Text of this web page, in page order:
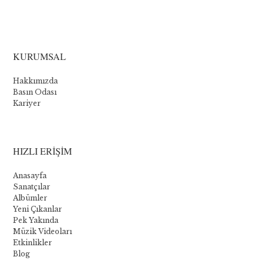
:
Les
meilleurs
jeux
Bien
que
Novomatic
propose
quelques
jeux
KURUMSAL
Hakkımızda
Basın Odası
Kariyer
HIZLI ERİŞİM
Anasayfa
Sanatçılar
Albümler
Yeni Çıkanlar
Pek Yakında
Müzik Videoları
Etkinlikler
Blog